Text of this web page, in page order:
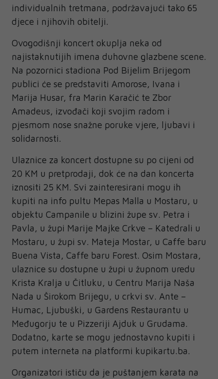
individualnih tretmana, podržavajući tako 65
djece i njihovih obitelji.
Ovogodišnji koncert okuplja neka od
najistaknutijih imena duhovne glazbene scene.
Na pozornici stadiona Pod Bijelim Brijegom
publici će se predstaviti Amorose, Ivana i
Marija Husar, fra Marin Karačić te Zbor
Amadeus, izvođači koji svojim radom i
pjesmom nose snažne poruke vjere, ljubavi i
solidarnosti.
Ulaznice za koncert dostupne su po cijeni od
20 KM u pretprodaji, dok će na dan koncerta
iznositi 25 KM. Svi zainteresirani mogu ih
kupiti na info pultu Mepas Malla u Mostaru, u
objektu Campanile u blizini župe sv. Petra i
Pavla, u župi Marije Majke Crkve – Katedrali u
Mostaru, u župi sv. Mateja Mostar, u Caffe baru
Buena Vista, Caffe baru Forest. Osim Mostara,
ulaznice su dostupne u župi u župnom uredu
Krista Kralja u Čitluku, u Centru Marija Naša
Nada u Širokom Brijegu, u crkvi sv. Ante –
Humac, Ljubuški, u Gardens Restaurantu u
Međugorju te u Pizzeriji Ajduk u Grudama.
Dodatno, karte se mogu jednostavno kupiti i
putem interneta na platformi kupikartu.ba.
Organizatori ističu da je puštanjem karata na